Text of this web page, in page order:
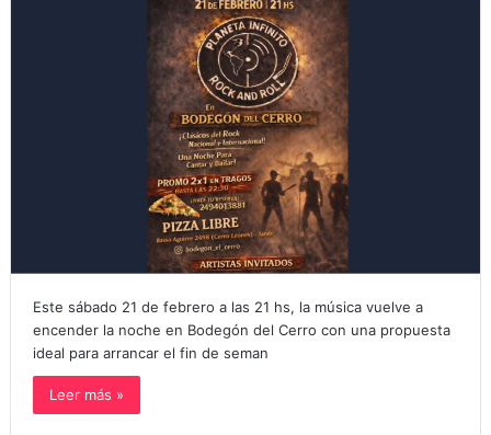
Este sábado 21 de febrero a las 21 hs, la música vuelve a
encender la noche en Bodegón del Cerro con una propuesta
ideal para arrancar el fin de seman
Leer más »